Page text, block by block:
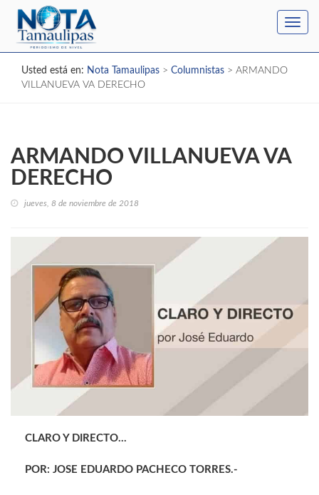
Usted está en: Nota Tamaulipas > Columnistas > ARMANDO
VILLANUEVA VA DERECHO
ARMANDO VILLANUEVA VA
DERECHO
jueves, 8 de noviembre de 2018
CLARO Y DIRECTO…
POR: JOSE EDUARDO PACHECO TORRES.-